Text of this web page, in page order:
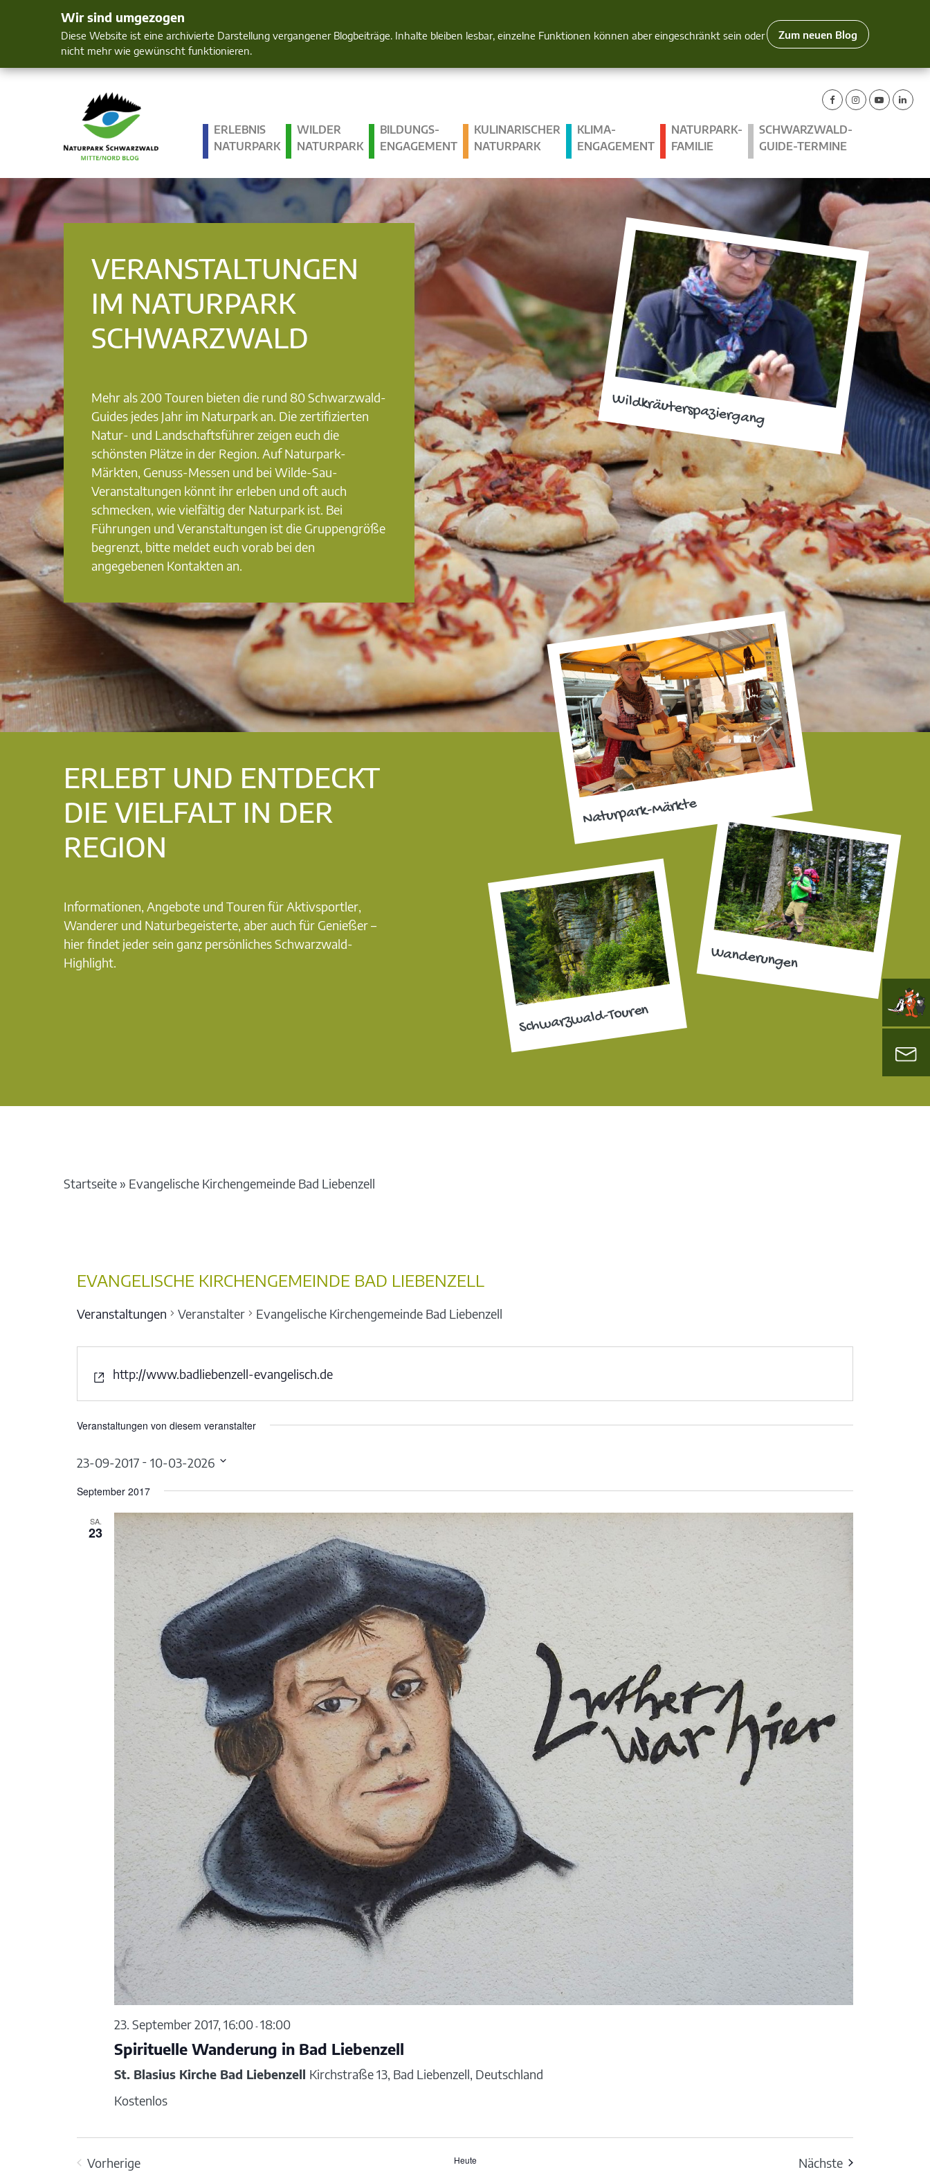
Wir sind umgezogen
Diese Website ist eine archivierte Darstellung vergangener Blogbeiträge. Inhalte bleiben lesbar, einzelne Funktionen können aber eingeschränkt sein oder
nicht mehr wie gewünscht funktionieren.
Zum neuen Blog
Mensch und Natur im Blick
ERLEBNIS
NATURPARK
WILDER
NATURPARK
BILDUNGS­
ENGAGEMENT
KULINARISCHER
NATURPARK
KLIMA­
ENGAGEMENT
NATURPARK-
FAMILIE
SCHWARZWALD-
GUIDE-TERMINE
Wildkräuterspaziergang
VERANSTALTUNGEN
IM NATURPARK
SCHWARZWALD
Mehr als 200 Touren bieten die rund 80 Schwarzwald-
Guides jedes Jahr im Naturpark an. Die zertifizierten
Natur- und Landschaftsführer zeigen euch die
schönsten Plätze in der Region. Auf Naturpark-
Märkten, Genuss-Messen und bei Wilde-Sau-
Veranstaltungen könnt ihr erleben und oft auch
schmecken, wie vielfältig der Naturpark ist. Bei
Führungen und Veranstaltungen ist die Gruppengröße
begrenzt, bitte meldet euch vorab bei den
angegebenen Kontakten an.
ERLEBT UND ENTDECKT
DIE VIELFALT IN DER
REGION
Informationen, Angebote und Touren für Aktivsportler,
Wanderer und Naturbegeisterte, aber auch für Genießer –
hier findet jeder sein ganz persönliches Schwarzwald-
Highlight.
Naturpark-Märkte
Wanderungen
Schwarzwald-Touren
Startseite» Evangelische Kirchengemeinde Bad Liebenzell
EVANGELISCHE KIRCHENGEMEINDE BAD LIEBENZELL
Veranstaltungen Veranstalter Evangelische Kirchengemeinde Bad Liebenzell
http://www.badliebenzell-evangelisch.de
Veranstaltungen von diesem veranstalter
23-09-2017 - 10-03-2026
wählen.
September 2017
SA.
23
23. September 2017, 16:00-18:00
Spirituelle Wanderung in Bad Liebenzell
St. Blasius Kirche Bad Liebenzell Kirchstraße 13, Bad Liebenzell, Deutschland
Kostenlos
Vorherige
Heute Nächste